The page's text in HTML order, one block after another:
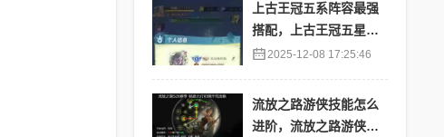
上古王冠五系阵容最强
搭配，上古王冠五星排
行 2025-12-08 17:25:46
流放之路游侠技能怎么
进阶，流放之路游侠技